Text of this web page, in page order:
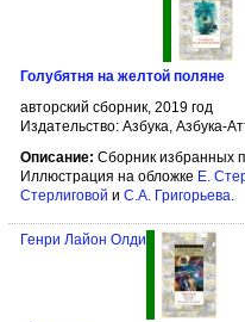
Голубятня на желтой поляне
авторский сборник, 2019 год
Издательство: Азбука, Азбука-
Описание: Сборник избранных
Иллюстрация на обложке Е.
Стерлиговой и С.А. Григорьева.
Генри Лайон Олди